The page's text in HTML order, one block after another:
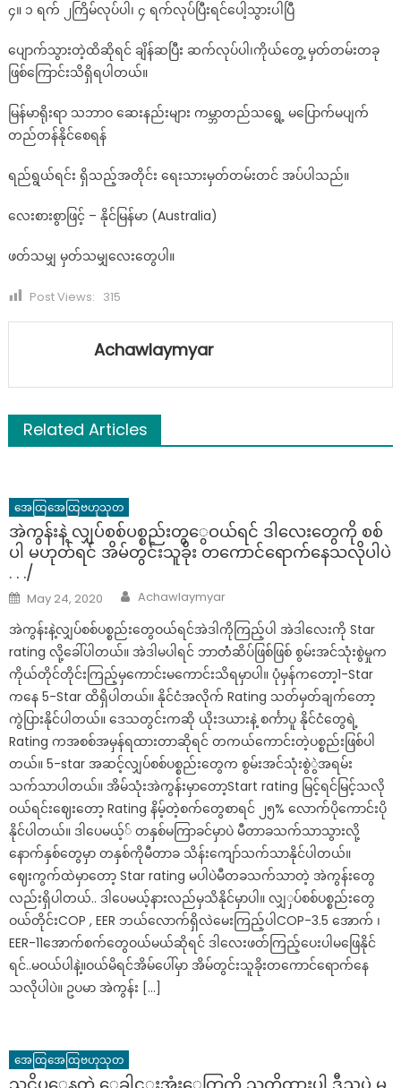
၄။ ၁ ရက်​ ၂ကြိမ်​လုပ်​ပါ၊ ၄ ရက်​လုပ်​ပြီးရင်​​ပေါ့သွားပါပြီ
​ပျောက်​သွားတဲ့ထိဆိုရင်​ ချိန်​ဆပြီး ဆက်​လုပ်​ပါ၊ကိုယ်​​တွေ့ မှတ်တမ်းတခု
ဖြစ်ကြောင်းသိရှိရပါတယ်။
မြန်မာရိုးရာ သဘာဝ ဆေးနည်းများ ကမ္ဘာတည်သရွေ့ မပြောက်မပျက်
တည်တန်နိုင်စေရန်
ရည်ရွယ်ရင်း ရှိသည့်အတိုင်း ရေးသားမှတ်တမ်းတင် အပ်ပါသည်။
လေးစားစွာဖြင့် – နိုင်မြန်မာ (Australia)
ဖတ်သမျှ မှတ်သမျှလေးတွေပါ။
Post Views: 315
Achawlaymyar
Related Articles
အေထြအေထြဗဟုသုတ
အဲကွန်းနဲ့ လျှပ်စစ်ပစ္စည်းတွွေဝယ်ရင် ဒါလေးတွေကို စစ်
ပါ မဟုတ်ရင် အိမ်တွင်းသူခိုး တကောင်ရောက်နေသလိုပါပဲ
. . ./
Posted
on
May 24, 2020 Author
Achawlaymyar
အဲကွန်းနဲ့လျှပ်စစ်ပစ္စည်းတွေဝယ်ရင်အဲဒါကိုကြည့်ပါ အဲဒါလေးကို Star
rating လို့ခေါ်ပါတယ်။ အဲဒါမပါရင် ဘာတံံဆိပ်ဖြစ်ဖြစ် စွမ်းအင်သုံးစွဲမှုက
ကိုယ်တိုင်တိုင်းကြည့်မှကောင်းမကောင်းသိရမှာပါ။ ပုံမှန်ကတော့1-Star
ကနေ 5-Star ထိရှိပါတယ်။ နိုင်ငံအလိုက် Rating သတ်မှတ်ချက်တော့
ကွဲပြားနိုင်ပါတယ်။ ဒေသတွင်းကဆို ယိုးဒယားနဲ့ စင်္ကာပူ နိုင်ငံတွေရဲ့
Rating ကအစစ်အမှန်ရထားတာဆိုရင် တကယ်ကောင်းတဲ့ပစ္စည်းဖြစ်ပါ
တယ်။ 5-star အဆင့်လျှပ်စစ်ပစ္စည်းတွေက စွမ်းအင်သုံးစွဲွဲအရမ်း
သက်သာပါတယ်။ အိမ်သုံးအဲကွန်းမှာတော့Start rating မြင့်ရင်မြင့်သလို
ဝယ်ရင်းဈေးတော့ Rating နိမ့်တဲ့စက်တွေစာရင် ၂၅% လောက်ပိုကောင်းပို
နိုင်ပါတယ်။ ဒါပေမယ့်် တနှစ်မကြာခင်မှာပဲ မီတာခသက်သာသွားလို့
နောက်နှစ်တွေမှာ တနှစ်ကိုမီတာခ သိန်းကျော်သက်သာနိုင်ပါတယ်။
ဈေးကွက်ထဲမှာတော့ Star rating မပါပဲမီတခသက်သာတဲ့ အဲကွန်းတွေ
လည်းရှိပါတယ်.. ဒါပေမယ့်နားလည်မှသိနိုင်မှာပါ။ လျှှပ်စစ်ပစ္စည်းတွေ
ဝယ်တိုင်းCOP , EER ဘယ်လောက်ရှိလဲမေးကြည့်ပါCOP-3.5 အောက် ၊
EER-11အောက်စက်တွေဝယ်မယ်ဆိုရင် ဒါလေးဖတ်ကြည့်ပေးပါမဖြေနိုင်
ရင်..မဝယ်ပါနဲ့။ဝယ်မိရင်အိမ်ပေါ်မှာ အိမ်တွင်းသူခိုးတကောင်ရောက်နေ
သလိုပါပဲ။ ဥပမာ အဲကွန်း […]
အေထြအေထြဗဟုသုတ